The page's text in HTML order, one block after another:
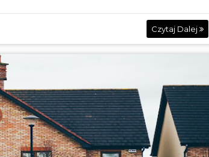
Czytaj Dalej